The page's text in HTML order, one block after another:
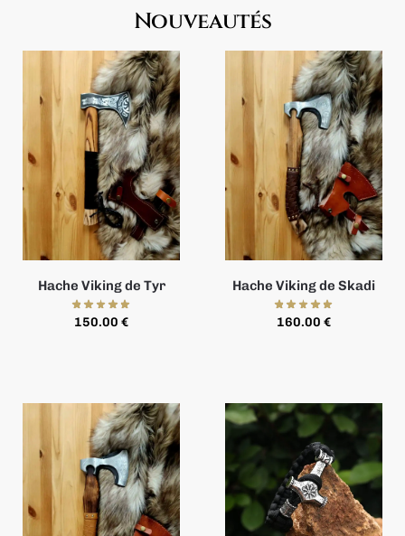
Nouveautés
Hache Viking de Tyr
150.00 €
Hache Viking de Skadi
160.00 €